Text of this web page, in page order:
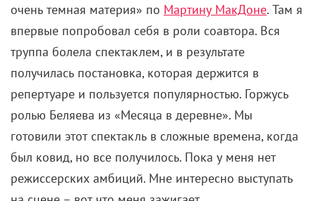
репертуаре и пользуется популярностью. Горжусь
ролью Беляева из «Месяца в деревне». Мы
был ковид, но все получилось. Пока у меня нет
режиссерских амбиций. Мне интересно выступать
Об отрицательных героях
«ЮЗЗЗ»
, «Кафе «Куба», «Правда» – у меня везде